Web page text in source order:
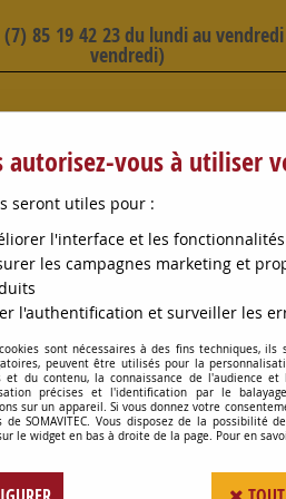
85 19 42 23 du lundi au
vendredi)
CONSOMMABLES
PVC TRANSPARENT D25 ML ALIM
autorisez-vous à utiliser
seront utiles pour :
l'interface et les
les campagnes marketing et
l'authentification et surveiller les
sont nécessaires à des fins techniques, ils
peuvent être utilisés pour la
et du contenu, la connaissance de l'audience
précises et l'identification par le
sur un appareil. Si vous donnez votre
de SOMAVITEC. Vous disposez de la
le widget en bas à droite de la page. Pour en